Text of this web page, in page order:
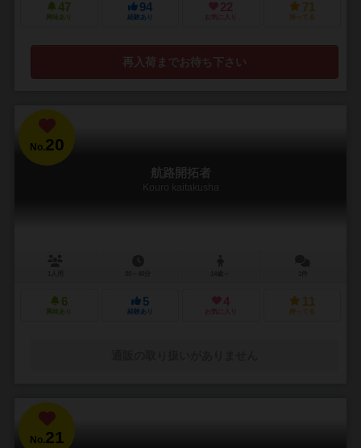
47
興味あり
94
経験あり
22
お気に入り
71
持ってる
再入荷までお待ち下さい
No.20
航路開拓者
Kouro kaitakusha
6
興味あり
5
経験あり
4
お気に入り
11
持ってる
No.21